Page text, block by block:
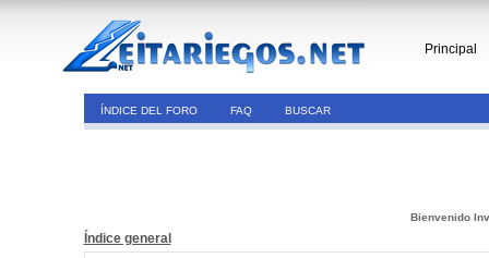
Principal
ÍNDICE DEL FORO FAQ BUSCAR
Bienvenido
Índice general